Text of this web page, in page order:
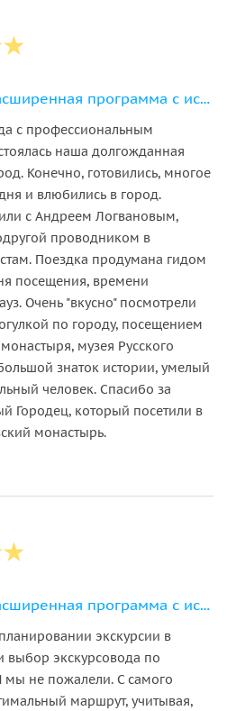
Дивеево и Арзамас: расширенная программа с источником Серафима Саровского
с профессиональным
наша долгожданная
Конечно, готовились, многое
и влюбились в город.
с Андреем Логвановым,
проводником в
Поездка продумана гидом
посещения, времени
Очень "вкусно" посмотрели
по городу, посещением
музея Русского
знаток истории, умелый
человек. Спасибо за
Городец, который посетили в
монастырь.
Дивеево и Арзамас: расширенная программа с источником Серафима Саровского
экскурсии в
выбор экскурсовода по
мы не пожалели. С самого
маршрут, учитывая,